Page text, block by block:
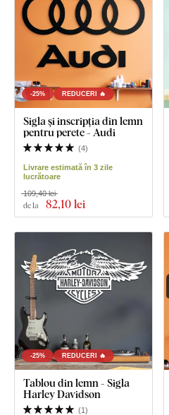
-25% REDUCERI 🔥
Sigla și inscripția din lemn
pentru perete - Audi
(4)
Livrare estimată în 3 zile
lucrătoare
de la 82,10 lei
109,40 lei
-25% REDUCERI 🔥
Tablou din lemn - Sigla
Harley Davidson
(1)